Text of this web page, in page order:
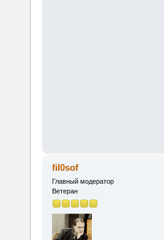
fil0sof
Главный модератор
Ветеран